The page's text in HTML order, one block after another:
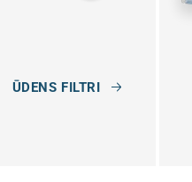
ŪDENS FILTRI